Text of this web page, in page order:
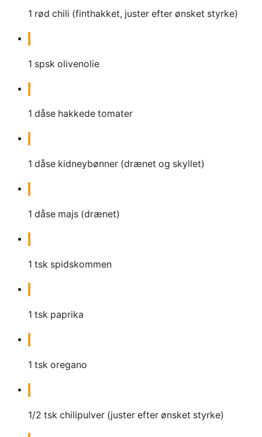
1 rød chili (finthakket, juster efter ønsket styrke)
1 spsk olivenolie
1 dåse hakkede tomater
1 dåse kidneybønner (drænet og skyllet)
1 dåse majs (drænet)
1 tsk spidskommen
1 tsk paprika
1 tsk oregano
1/2 tsk chilipulver (juster efter ønsket styrke)